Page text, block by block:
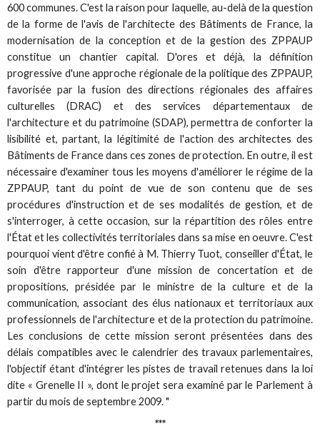
600 communes. C'est la raison pour laquelle, au-delà de la question
de la forme de l'avis de l'architecte des Bâtiments de France, la
modernisation de la conception et de la gestion des ZPPAUP
constitue un chantier capital. D'ores et déjà, la définition
progressive d'une approche régionale de la politique des ZPPAUP,
favorisée par la fusion des directions régionales des affaires
culturelles (DRAC) et des services départementaux de
l'architecture et du patrimoine (SDAP), permettra de conforter la
lisibilité et, partant, la légitimité de l'action des architectes des
Bâtiments de France dans ces zones de protection. En outre, il est
nécessaire d'examiner tous les moyens d'améliorer le régime de la
ZPPAUP, tant du point de vue de son contenu que de ses
procédures d'instruction et de ses modalités de gestion, et de
s'interroger, à cette occasion, sur la répartition des rôles entre
l'État et les collectivités territoriales dans sa mise en oeuvre. C'est
pourquoi vient d'être confié à M. Thierry Tuot, conseiller d'État, le
soin d'être rapporteur d'une mission de concertation et de
propositions, présidée par le ministre de la culture et de la
communication, associant des élus nationaux et territoriaux aux
professionnels de l'architecture et de la protection du patrimoine.
Les conclusions de cette mission seront présentées dans des
délais compatibles avec le calendrier des travaux parlementaires,
l'objectif étant d'intégrer les pistes de travail retenues dans la loi
dite « Grenelle II », dont le projet sera examiné par le Parlement à
partir du mois de septembre 2009. "
***